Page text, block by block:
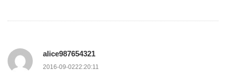
alice987654321
2016-09-0222:20:11